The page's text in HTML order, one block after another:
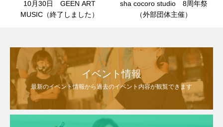
10月30日 GEEN ART
MUSIC（終了しました）
sha cocoro studio 8周年祭
（外部団体主催）
イベント情報
最新のイベント情報から過去のイベント内容が観覧できます